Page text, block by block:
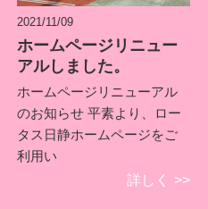
2021/11/09
ホームページリニュー
アルしました。
ホームページリニューアル
のお知らせ 平素より、ロー
タス日静ホームページをご
利用い
詳しく
>>